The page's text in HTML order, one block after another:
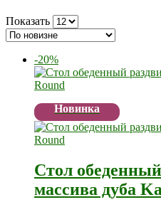
Показать
-20%
Новинка
Стол
массива дуба